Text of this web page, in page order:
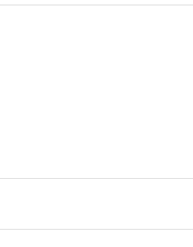
Salvare e